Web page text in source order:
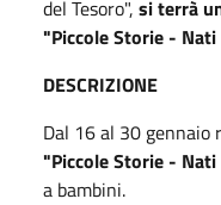
del Tesoro", si terrà
"Piccole Storie -
DESCRIZIONE
Dal 16 al 30
"Piccole Storie -
a bambini.